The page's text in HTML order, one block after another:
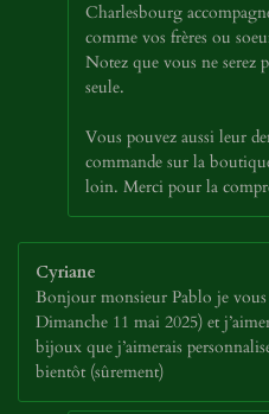
Charlesbourg
comme vos frères ou
Notez que vous ne serez
seule.
Vous pouvez aussi leur
commande sur la
loin. Merci pour la
Cyriane
Bonjour monsieur Pablo je
Dimanche 11 mai 2025) et
bijoux que j’aimerais
bientôt (sûrement)